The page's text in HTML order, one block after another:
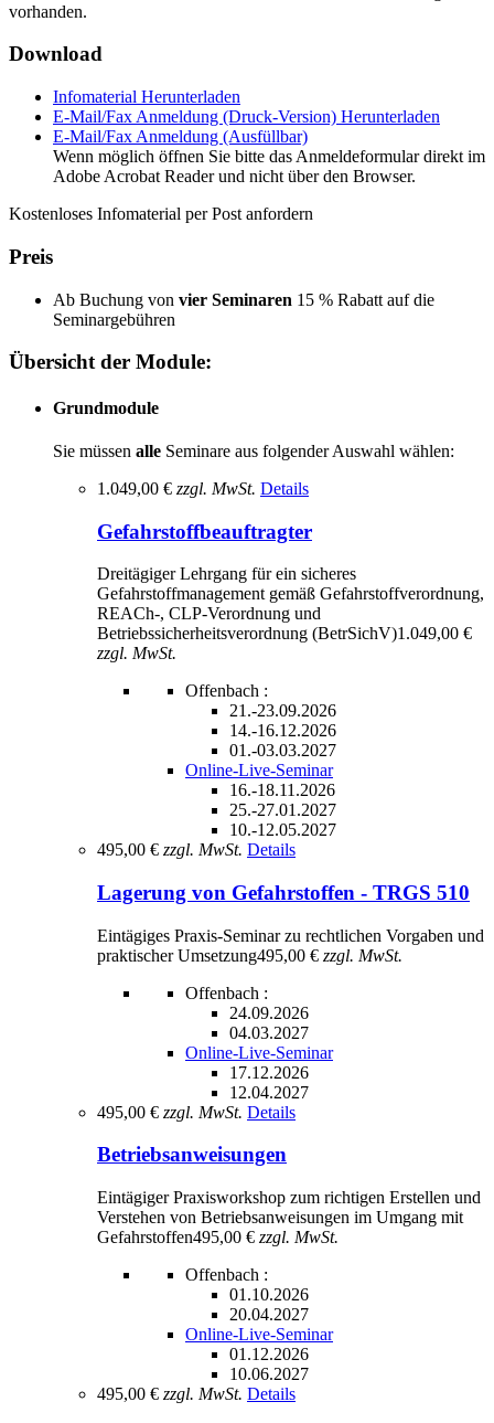
vorhanden.
Download
Infomaterial Herunterladen
E-Mail/Fax Anmeldung (Druck-Version) Herunterladen
E-Mail/Fax Anmeldung (Ausfüllbar)
Wenn möglich öffnen Sie bitte das Anmeldeformular direkt im
Adobe Acrobat Reader und nicht über den Browser.
Kostenloses Infomaterial per Post anfordern
Preis
Ab Buchung von vier Seminaren 15 % Rabatt auf die
Seminargebühren
Übersicht der Module:
Grundmodule
Sie müssen alle Seminare aus folgender Auswahl wählen:
1.049,00 € zzgl. MwSt. Details
Gefahrstoffbeauftragter
Dreitägiger Lehrgang für ein sicheres
Gefahrstoffmanagement gemäß Gefahrstoffverordnung,
REACh-, CLP-Verordnung und
Betriebssicherheitsverordnung (BetrSichV)1.049,00 €
zzgl. MwSt.
Offenbach :
21.-23.09.2026
14.-16.12.2026
01.-03.03.2027
Online-Live-Seminar
16.-18.11.2026
25.-27.01.2027
10.-12.05.2027
495,00 € zzgl. MwSt. Details
Lagerung von Gefahrstoffen - TRGS 510
Eintägiges Praxis‑Seminar zu rechtlichen Vorgaben und
praktischer Umsetzung495,00 € zzgl. MwSt.
Offenbach :
24.09.2026
04.03.2027
Online-Live-Seminar
17.12.2026
12.04.2027
495,00 € zzgl. MwSt. Details
Betriebsanweisungen
Eintägiger Praxisworkshop zum richtigen Erstellen und
Verstehen von Betriebsanweisungen im Umgang mit
Gefahrstoffen495,00 € zzgl. MwSt.
Offenbach :
01.10.2026
20.04.2027
Online-Live-Seminar
01.12.2026
10.06.2027
495,00 € zzgl. MwSt. Details